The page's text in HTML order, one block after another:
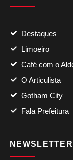
Destaques
Limoeiro
Café com o
O Articulista
Gotham City
Fala Prefeitura
NEWSLETTER